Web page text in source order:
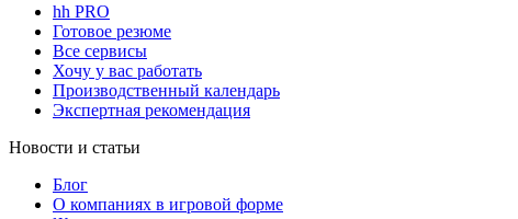
hh PRO
Готовое резюме
Все сервисы
Хочу у вас работать
Производственный календарь
Экспертная рекомендация
Новости и статьи
Блог
О компаниях в игровой форме